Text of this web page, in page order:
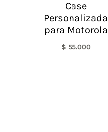
Case
Personalizada
para Motorola
$ 55.000